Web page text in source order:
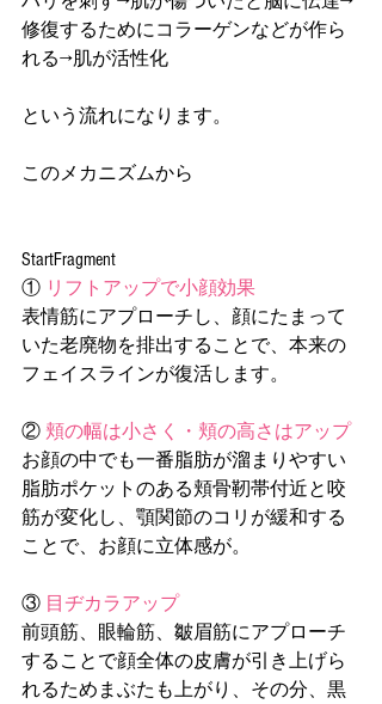
修復するためにコラーゲンなどが作ら
れる→肌が活性化
という流れになります。
このメカニズムから
StartFragment
① リフトアップで小顔効果
表情筋にアプローチし、顔にたまって
いた老廃物を排出することで、本来の
フェイスラインが復活します。
② 頬の幅は小さく・頬の高さはアップ
お顔の中でも一番脂肪が溜まりやすい
脂肪ポケットのある頬骨靭帯付近と咬
筋が変化し、顎関節のコリが緩和する
ことで、お顔に立体感が。
③ 目ヂカラアップ
前頭筋、眼輪筋、皺眉筋にアプローチ
することで顔全体の皮膚が引き上げら
れるためまぶたも上がり、その分、黒